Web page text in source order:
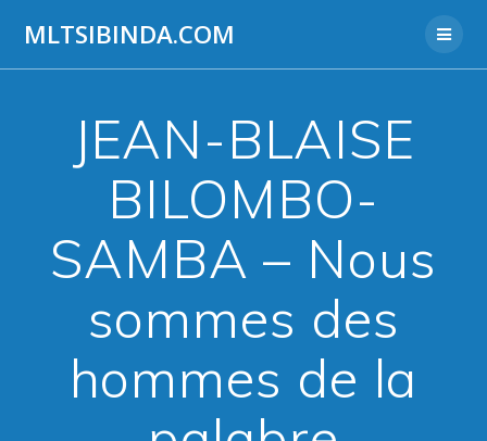
MLTSIBINDA.COM
JEAN-BLAISE
BILOMBO-
SAMBA – Nous
sommes des
hommes de la